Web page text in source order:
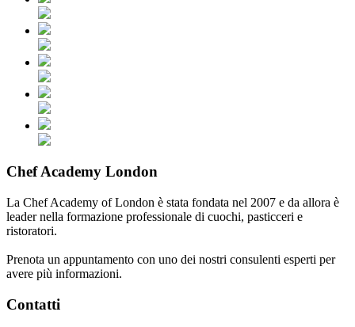
Chef Academy London
La Chef Academy of London è stata fondata nel 2007 e da allora è
leader nella formazione professionale di cuochi, pasticceri e
ristoratori.
Prenota un appuntamento con uno dei nostri consulenti esperti per
avere più informazioni.
Contatti